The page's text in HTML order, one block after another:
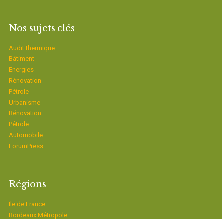
Nos sujets clés
Audit thermique
Bâtiment
Energies
Rénovation
Pétrole
Urbanisme
Rénovation
Pétrole
Automobile
ForumPress
Régions
Ïle de France
Bordeaux Métropole